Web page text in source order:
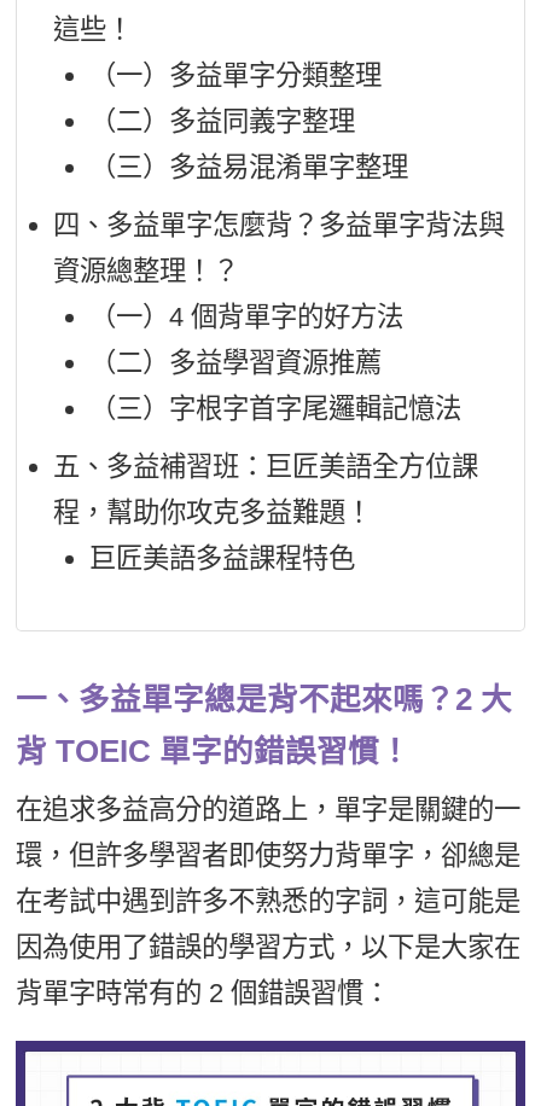
這些！
（一）多益單字分類整理
（二）多益同義字整理
（三）多益易混淆單字整理
四、多益單字怎麼背？多益單字背法與
資源總整理！？
（一）4 個背單字的好方法
（二）多益學習資源推薦
（三）字根字首字尾邏輯記憶法
五、多益補習班：巨匠美語全方位課
程，幫助你攻克多益難題！
巨匠美語多益課程特色
一、多益單字總是背不起來嗎？2 大
背 TOEIC 單字的錯誤習慣！
在追求多益高分的道路上，單字是關鍵的一
環，但許多學習者即使努力背單字，卻總是
在考試中遇到許多不熟悉的字詞，這可能是
因為使用了錯誤的學習方式，以下是大家在
背單字時常有的 2 個錯誤習慣：